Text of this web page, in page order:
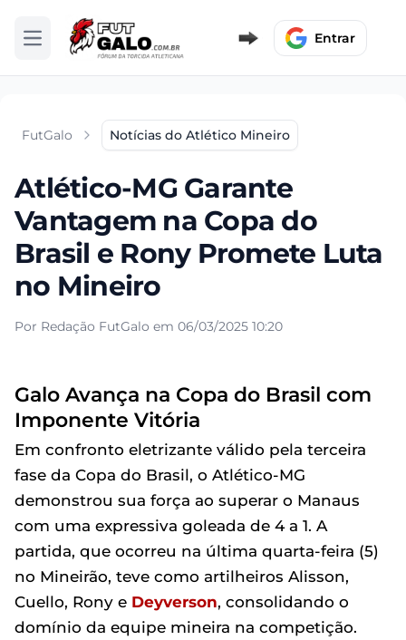
Abrir menu Entrar
FutGalo Notícias do Atlético Mineiro
Atlético-MG Garante
Vantagem na Copa do
Brasil e Rony Promete Luta
no Mineiro
Por Redação FutGalo em 06/03/2025 10:20
Galo Avança na Copa do Brasil com
Imponente Vitória
Em confronto eletrizante válido pela terceira
fase da Copa do Brasil, o Atlético-MG
demonstrou sua força ao superar o Manaus
com uma expressiva goleada de 4 a 1. A
partida, que ocorreu na última quarta-feira (5)
no Mineirão, teve como artilheiros Alisson,
Cuello, Rony e Deyverson, consolidando o
domínio da equipe mineira na competição.